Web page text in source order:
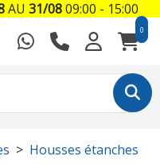
0
Housses étanches
AU 31/0809:00 - 15:00